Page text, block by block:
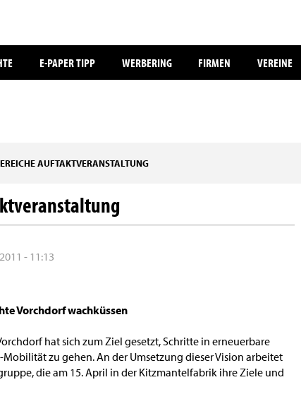
E-PAPER TIPP WERBERING FIRMEN VEREINE
AUFTAKTVERANSTALTUNG
- 11:13
Vorchdorf wachküssen
hat sich zum Ziel gesetzt, Schritte in erneuerbare
zu gehen. An der Umsetzung dieser Vision arbeitet
die am 15. April in der Kitzmantelfabrik ihre Ziele und